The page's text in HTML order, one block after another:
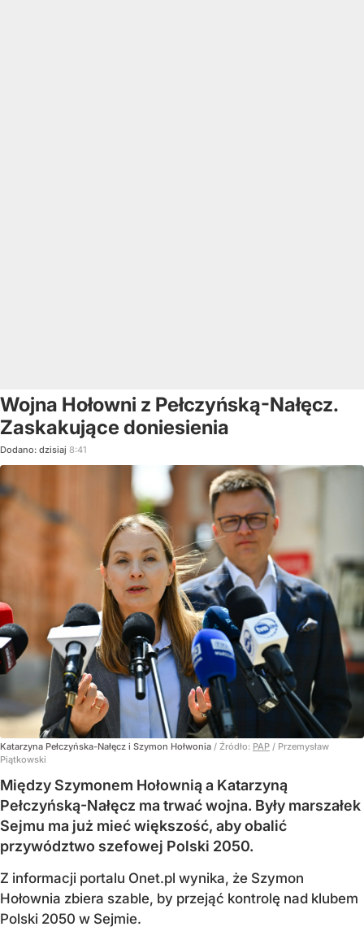
Wojna Hołowni z Pełczyńską-Nałęcz.
Zaskakujące doniesienia
Dodano: dzisiaj 8:41
Katarzyna Pełczyńska-Nałęcz i Szymon Hołwonia / Źródło: PAP / Przemysław
Piątkowski
Między Szymonem Hołownią a Katarzyną
Pełczyńską-Nałęcz ma trwać wojna. Były marszałek
Sejmu ma już mieć większość, aby obalić
przywództwo szefowej Polski 2050.
Z informacji portalu Onet.pl wynika, że Szymon
Hołownia zbiera szable, by przejąć kontrolę nad klubem
Polski 2050 w Sejmie.